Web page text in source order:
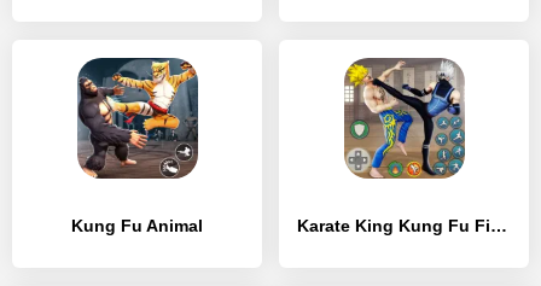
Kung Fu Animal Karate King Kung Fu Fight Game